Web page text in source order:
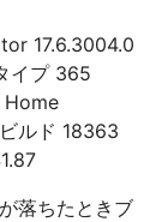
17.6.3004.0
イプ 365
Home
ルド 18363
落ちたときブ